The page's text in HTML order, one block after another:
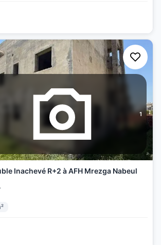
1
Inachevé R+2 à AFH Mrezga Nabeul